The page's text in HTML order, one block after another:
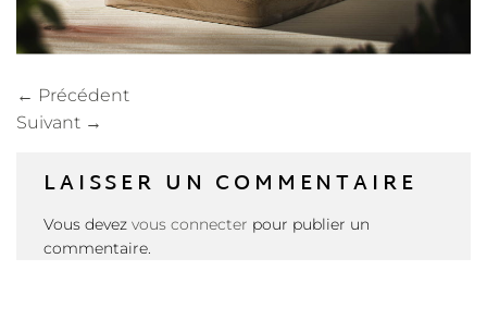
← Précédent
Suivant →
LAISSER UN COMMENTAIRE
Vous devez vous connecter pour publier un
commentaire.